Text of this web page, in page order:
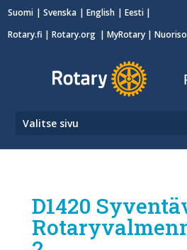
Suomi Svenska English
Eesti
Rotary.fi |Rotary.org |MyRotary |
Valitse sivu
D1420